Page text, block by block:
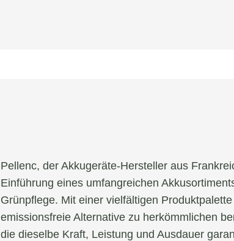
Pellenc, der Akkugeräte-Hersteller aus
Einführung eines umfangreichen
Grünpflege. Mit einer vielfältigen
emissionsfreie Alternative zu herkömmlichen
die dieselbe Kraft, Leistung und Ausdauer